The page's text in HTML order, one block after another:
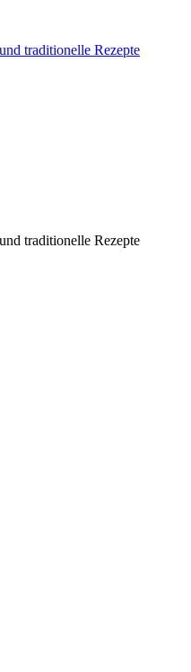
traditionelle Rezepte
traditionelle Rezepte